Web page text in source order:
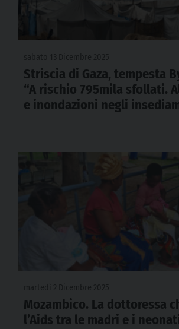
Striscia di Gaza, tempesta
“A rischio 795mila sfollati.
e inondazioni negli
Mozambico. La dottoressa
l’Aids tra le madri e i